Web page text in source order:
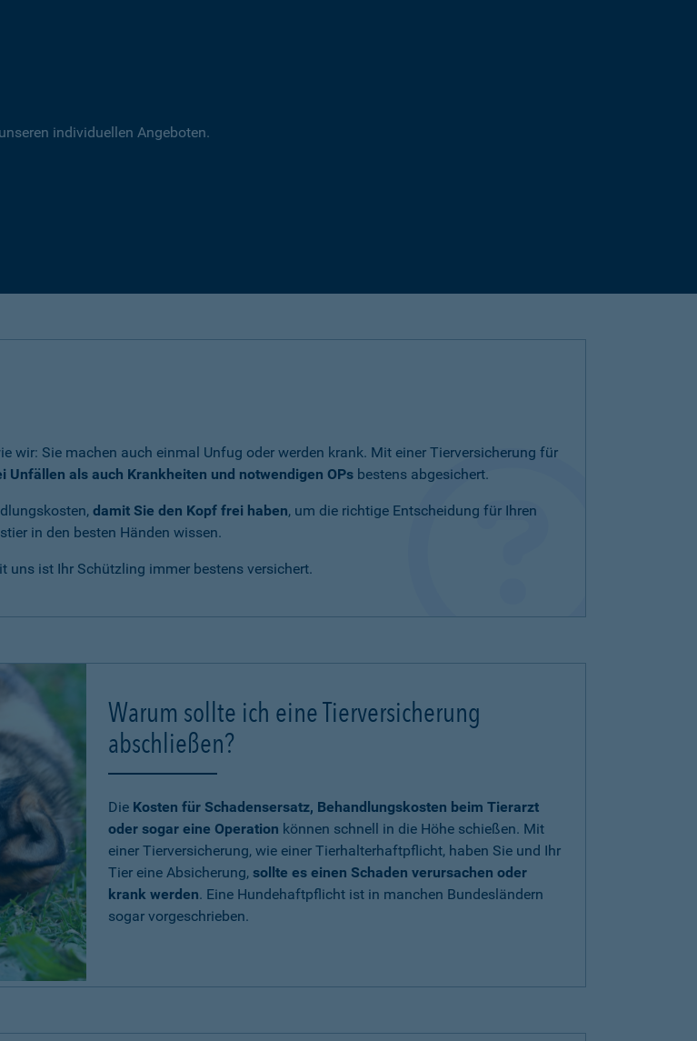
individuellen Angeboten.
wir: Sie machen auch einmal Unfug oder werden krank. Mit einer Tierversicherung für
Unfällen als auch Krankheiten und notwendigen OPs bestens abgesichert.
damit Sie den Kopf frei haben, um die richtige Entscheidung für Ihren
in den besten Händen wissen.
uns ist Ihr Schützling immer bestens versichert.
Warum sollte ich eine Tierversicherung
abschließen?
Die Kosten für Schadensersatz, Behandlungskosten beim Tierarzt
oder sogar eine Operation können schnell in die Höhe schießen. Mit
einer Tierversicherung, wie einer Tierhalterhaftpflicht, haben Sie und Ihr
Tier eine Absicherung, sollte es einen Schaden verursachen oder
krank werden. Eine Hundehaftpflicht ist in manchen Bundesländern
sogar vorgeschrieben.